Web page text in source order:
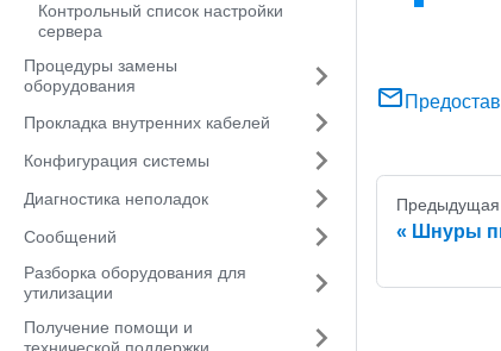
Контрольный список настройки
сервера
Процедуры замены
оборудования
Прокладка внутренних кабелей
Конфигурация системы
Диагностика неполадок
Сообщений
Разборка оборудования для
утилизации
Получение помощи и
Предыдущая
Шнуры